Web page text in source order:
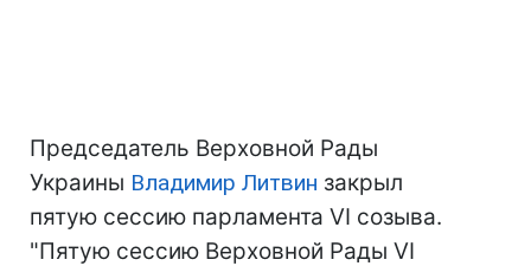
Председатель Верховной Рады
Украины Владимир Литвин закрыл
пятую сессию парламента VI созыва.
"Пятую сессию Верховной Рады VI